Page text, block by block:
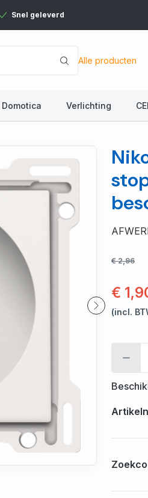
Snel geleverd
Alle producten
Domotica Verlichting
€ 2,96
€
(incl.